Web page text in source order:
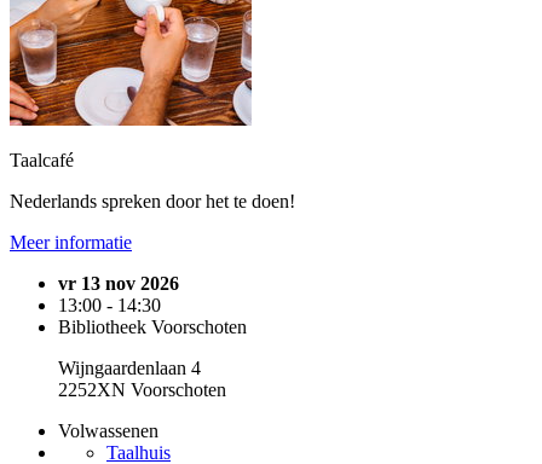
Taalcafé
Nederlands spreken door het te doen!
Meer informatie
vr 13 nov 2026
13:00 - 14:30
Bibliotheek Voorschoten
Wijngaardenlaan 4
2252XN Voorschoten
Volwassenen
Taalhuis